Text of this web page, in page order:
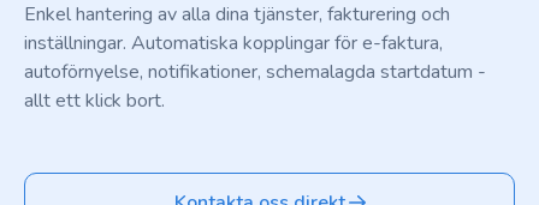
Enkel hantering av alla dina tjänster, fakturering och
inställningar. Automatiska kopplingar för e-faktura,
autoförnyelse, notifikationer, schemalagda startdatum -
allt ett klick bort.